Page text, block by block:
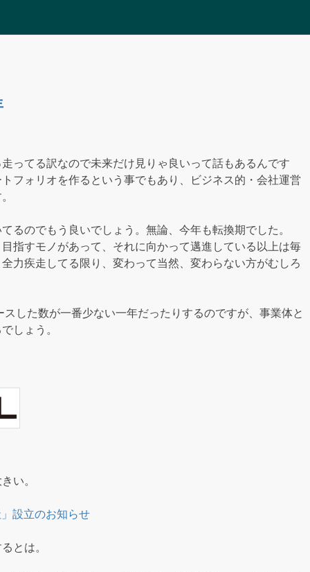
ってる訳なので未来だけ見りゃ良いって話もあるんです
フォリオを作るという事でもあり、ビジネス的・会社運営
るのでもう良いでしょう。無論、今年も転換期でした。
指すモノがあって、それに向かって邁進している以上は毎
力疾走してる限り、変わって当然、変わらない方がむしろ
した数が一番少ない一年だったりするのですが、事業体と
しょう。
い。
設立のお知らせ
とは。